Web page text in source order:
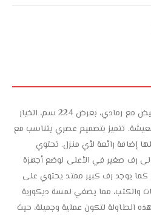
تعتبر طاولة بلازما بأرفف لون أبيض مع رمادي، بعرض 224 سم، الخيار
تتميز بتصميم عصري يتناسب مع
إضافة رائعة لأي منزل. تحتوي
إلى رف صغير في الأعلى لوضع أجهزة
كما يوجد رف كبير ممتد يحتوي على
والكتب، مما يضفي لمسة ديكورية
الطاولة لتكون عملية وجميلة، حيث